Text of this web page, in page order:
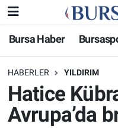
Bursa Haber
HABERLER YILDIRIM
Hatice
Avrupa’da
Bursa Haber
Genel
Bursa Nöbetçi
Bursa Hava Durumu
Bursa Namaz